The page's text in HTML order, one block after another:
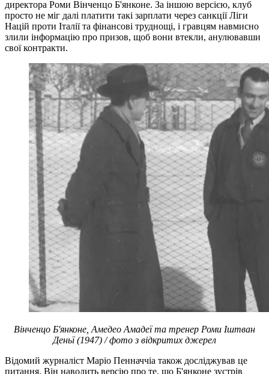
директора Роми Вінченцо Б'янконе. За іншою версією, клуб
просто не міг далі платити такі зарплати через санкції Ліги
Націй проти Італії та фінансові труднощі, і гравцям навмисно
злили інформацію про призов, щоб вони втекли, анулювавши
свої контракти.
Вінченцо Б'янконе, Амедео Амадеї та тренер Роми Іштван
Деньї (1947) / фото з відкритих джерел
Відомий журналіст Маріо Пенначчіа також досліджував це
питання. Він наводить версію про те, що Б'янконе зустрів